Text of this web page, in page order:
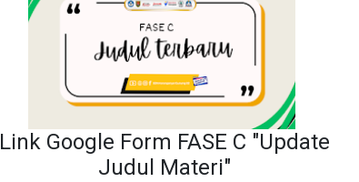
Link Google Form FASE C "Update
Judul Materi"